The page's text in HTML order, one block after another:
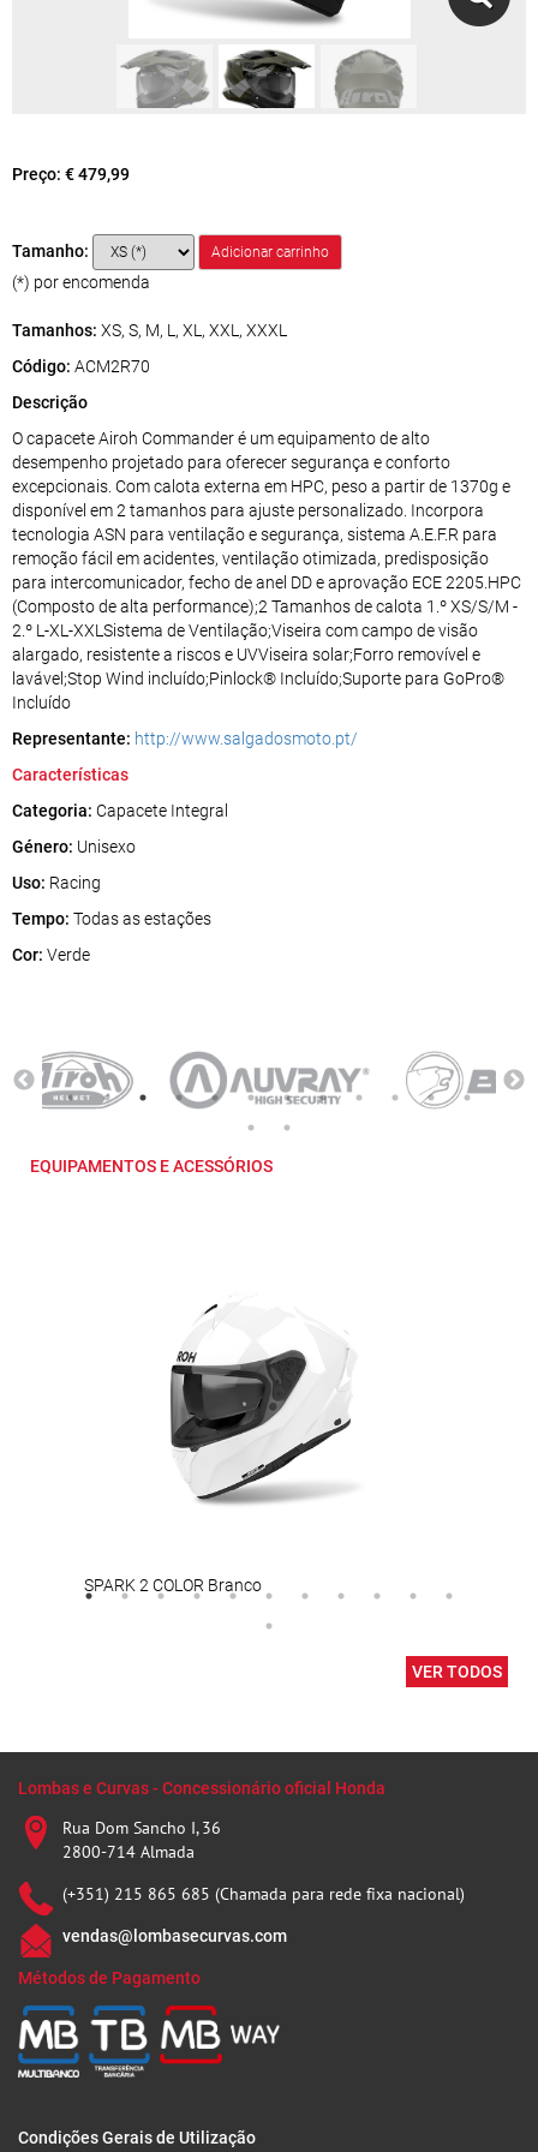
Preço: € 479,99
Tamanho:
(*) por encomenda
Tamanhos: XS, S, M, L, XL, XXL, XXXL
Código: ACM2R70
Descrição
O capacete Airoh Commander é um equipamento de alto
desempenho projetado para oferecer segurança e conforto
excepcionais. Com calota externa em HPC, peso a partir de 1370g e
disponível em 2 tamanhos para ajuste personalizado. Incorpora
tecnologia ASN para ventilação e segurança, sistema A.E.F.R para
remoção fácil em acidentes, ventilação otimizada, predisposição
para intercomunicador, fecho de anel DD e aprovação ECE 2205.HPC
(Composto de alta performance);2 Tamanhos de calota 1.º XS/S/M -
2.º L-XL-XXLSistema de Ventilação;Viseira com campo de visão
alargado, resistente a riscos e UVViseira solar;Forro removível e
lavável;Stop Wind incluído;Pinlock® Incluído;Suporte para GoPro®
Incluído
Representante: http://www.salgadosmoto.pt/
Características
Categoria: Capacete Integral
Género: Unisexo
Uso: Racing
Tempo: Todas as estações
Cor: Verde
EQUIPAMENTOS E ACESSÓRIOS
SPARK 2 COLOR Branco
VER TODOS
Lombas e Curvas - Concessionário oficial Honda
Rua Dom Sancho I, 36
2800-714 Almada
(+351) 215 865 685 (Chamada para rede fixa nacional)
vendas@lombasecurvas.com
Métodos de Pagamento
Condições Gerais de Utilização